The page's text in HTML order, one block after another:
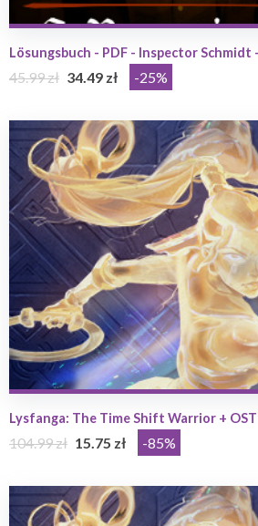
Lösungsbuch - PDF - Inspector Schmidt
45.99 zł 34.49 zł -25%
Lysfanga: The Time Shift Warrior + OST
104.99 zł 15.75 zł -85%